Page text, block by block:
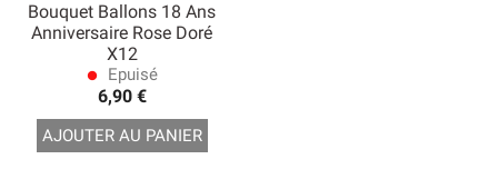
Bouquet Ballons 18 Ans
Anniversaire Rose Doré
X12
lens Epuisé
6,90 €
AJOUTER AU PANIER